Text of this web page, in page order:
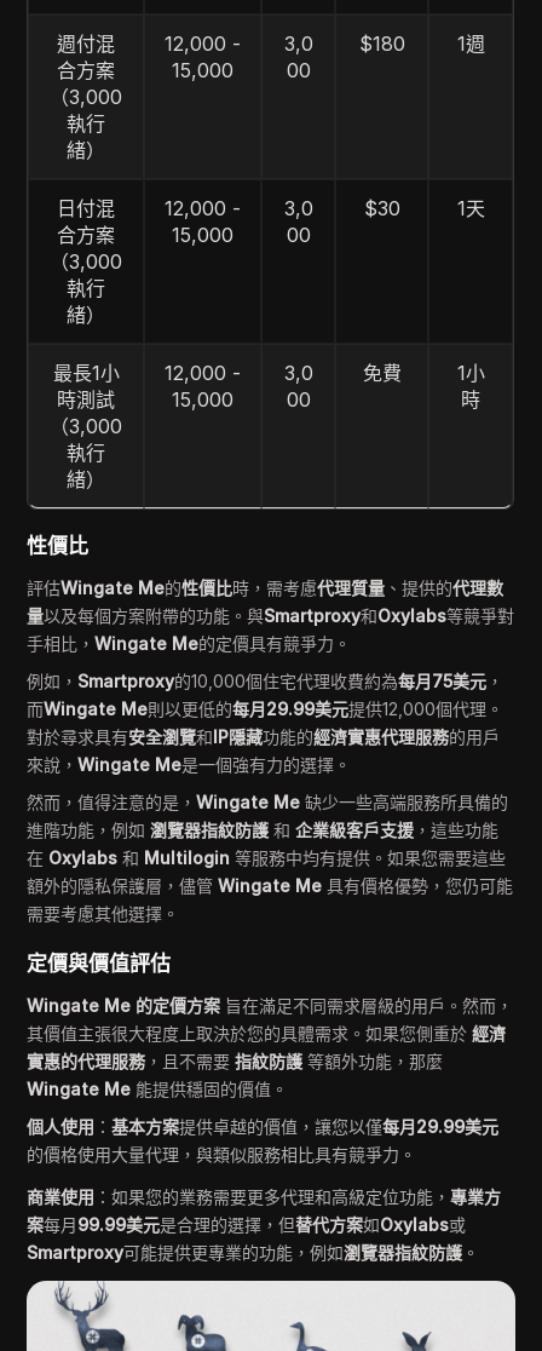
週付混
合方案
（3,000
執行
緒）
12,000 -
15,000
3,0
00
$180 1週
日付混
合方案
（3,000
執行
緒）
12,000 -
15,000
3,0
00
$30 1天
最長1小
時測試
（3,000
執行
緒）
12,000 -
15,000
3,0
00
免費
1小
時
性價比
評估Wingate Me的性價比時，需考慮代理質量 、提供的代理數
量以及每個方案附帶的功能。與Smartproxy和Oxylabs等競爭對
手相比，Wingate Me的定價具有競爭力。
例如， Smartproxy的10,000個住宅代理收費約為每月75美元 ，
而Wingate Me則以更低的每月29.99美元提供12,000個代理。
對於尋求具有安全瀏覽和IP隱藏功能的經濟實惠代理服務的用戶
來說，Wingate Me是一個強有力的選擇。
然而，值得注意的是，Wingate Me 缺少一些高端服務所具備的
進階功能，例如瀏覽器指紋防護 和企業級客戶支援 ，這些功能
在 Oxylabs 和 Multilogin 等服務中均有提供。如果您需要這些
額外的隱私保護層，儘管Wingate Me 具有價格優勢，您仍可能
需要考慮其他選擇。
定價與價值評估
Wingate Me 的定價方案 旨在滿足不同需求層級的用戶。然而，
其價值主張很大程度上取決於您的具體需求。如果您側重於經濟
實惠的代理服務 ，且不需要指紋防護 等額外功能，那麼
Wingate Me 能提供穩固的價值。
個人使用 ：基本方案提供卓越的價值，讓您以僅每月29.99美元
的價格使用大量代理，與類似服務相比具有競爭力。
商業使用 ：如果您的業務需要更多代理和高級定位功能，專業方
案每月99.99美元是合理的選擇，但替代方案如Oxylabs或
Smartproxy可能提供更專業的功能，例如瀏覽器指紋防護 。